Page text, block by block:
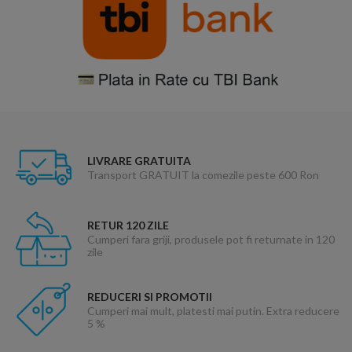
LIVRARE GRATUITA
Transport GRATUIT la comezile peste 600 Ron
RETUR 120 ZILE
Cumperi fara griji, produsele pot fi returnate in 120
zile
REDUCERI SI PROMOTII
Cumperi mai mult, platesti mai putin. Extra reducere
5 %